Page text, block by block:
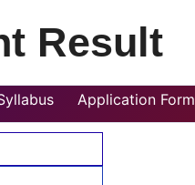
Result
Application Form